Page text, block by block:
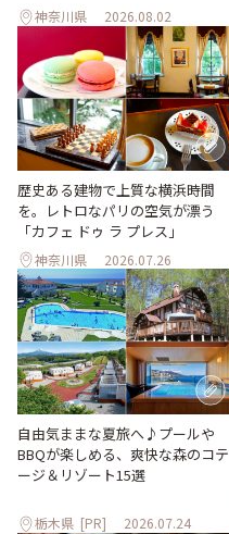
神奈川県 2026.08.02
歴史ある建物で上質な横浜時間
を。レトロなパリの空気が漂う
「カフェ ドゥ ラ プレス」
神奈川県 2026.07.26
自由気ままな夏旅へ♪プールや
BBQが楽しめる、爽快な森のコテ
ージ＆リゾート15選
栃木県 [PR] 2026.07.24